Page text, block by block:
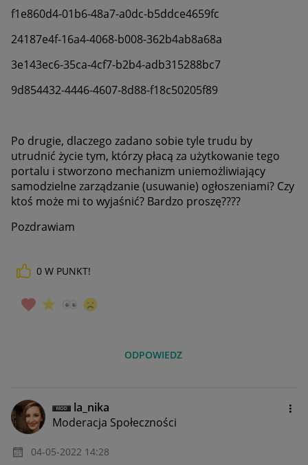
f1e860d4-01b6-48a7-a0dc-b5ddce4659fc
24187e4f-16a4-4068-b008-362b4ab8a68a
3e143ec6-35ca-4cf7-b2b4-adb315288bc7
9d854432-4446-4607-8d88-f18c50205f89
Po drugie, dlaczego zadano sobie tyle trudu by
utrudnić życie tym, którzy płacą za użytkowanie tego
portalu i stworzono mechanizm uniemożliwiający
samodzielne zarządzanie (usuwanie) ogłoszeniami? Czy
ktoś może mi to wyjaśnić? Bardzo proszę????
Pozdrawiam
0 W PUNKT!
ODPOWIEDZ
la_nika
Moderacja Społeczności
‎04-05-2022 14:28